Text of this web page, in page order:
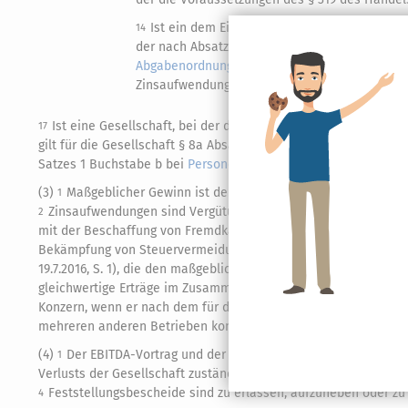
14 Ist ein dem Eigenkapitalvergleich zugrunde
der nach Absatz 1 nicht abziehbaren
Abgabenordnung
festzusetzen.15
Zinsaufwendungen.
§ 162 Absatz 4 Satz 5
17 Ist eine Gesellschaft, bei der der Gesellschafterals
gilt für die Gesellschaft § 8a Absatz 3 des
Satzes 1 Buchstabe b bei Personengesellschaften oder
(3) 1 Maßgeblicher Gewinn ist der nach den Vorschriften
2 Zinsaufwendungen sind Vergütungen für Fremdkapital,
mit der Beschaffung von Fremdkapital im Sinne des Artikels 2
Bekämpfung von Steuervermeidungspraktiken mit
19.7.2016, S. 1), die den maßgeblichen Gewinn gemindert haben.
gleichwertige Erträge im Zusammenhang mit
Konzern, wenn er nach dem für die Anwendung des Absatzes
mehreren anderen Betrieben konsolidiert wird.
(4) 1 Der EBITDA-Vortrag und der Zinsvortrag sind gesondert
Verlusts der Gesellschaft zuständige
4 Feststellungsbescheide sind zu erlassen, aufzuheben oder